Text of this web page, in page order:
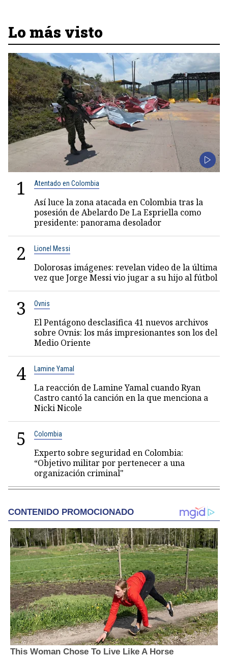
Lo más visto
1 Atentado en Colombia
Así luce la zona atacada en Colombia tras la
posesión de Abelardo De La Espriella como
presidente: panorama desolador
2 Lionel Messi
Dolorosas imágenes: revelan video de la última
vez que Jorge Messi vio jugar a su hijo al fútbol
3 Ovnis
El Pentágono desclasifica 41 nuevos archivos
sobre Ovnis: los más impresionantes son los del
Medio Oriente
4 Lamine Yamal
La reacción de Lamine Yamal cuando Ryan
Castro cantó la canción en la que menciona a
Nicki Nicole
5 Colombia
Experto sobre seguridad en Colombia:
“Objetivo militar por pertenecer a una
organización criminal"